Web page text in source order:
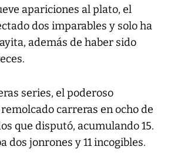
apariciones al plato, el
dos imparables y solo ha
además de haber sido
series, el poderoso
carreras en ocho de
que disputó, acumulando 15.
dos jonrones y 11 incogibles.